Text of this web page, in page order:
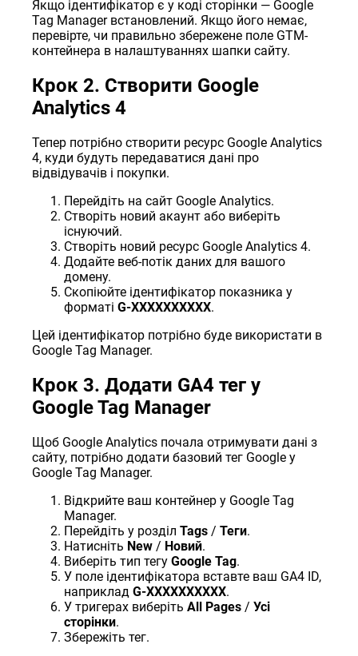
Якщо ідентифікатор є у коді сторінки — Google
Tag Manager встановлений. Якщо його немає,
перевірте, чи правильно збережене поле GTM-
контейнера в налаштуваннях шапки сайту.
Крок 2. Створити Google
Analytics 4
Тепер потрібно створити ресурс Google Analytics
4, куди будуть передаватися дані про
відвідувачів і покупки.
Перейдіть на сайт Google Analytics.
Створіть новий акаунт або виберіть
існуючий.
Створіть новий ресурс Google Analytics 4.
Додайте веб-потік даних для вашого
домену.
Скопіюйте ідентифікатор показника у
форматіG-XXXXXXXXXX.
Цей ідентифікатор потрібно буде використати в
Google Tag Manager.
Крок 3. Додати GA4 тег у
Google Tag Manager
Щоб Google Analytics почала отримувати дані з
сайту, потрібно додати базовий тег Google у
Google Tag Manager.
Відкрийте ваш контейнер у Google Tag
Manager.
Перейдіть у розділTags /Теги.
Натисніть New / Новий.
Виберіть тип тегуGoogle Tag.
У поле ідентифікатора вставте ваш GA4 ID,
наприкладG-XXXXXXXXXX.
У тригерах виберітьAll Pages /Усі
сторінки.
Збережіть тег.